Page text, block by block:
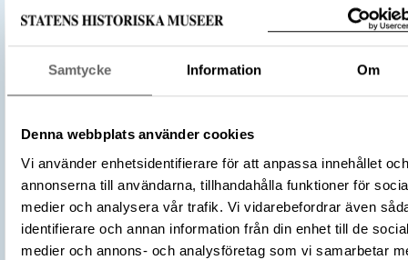
Samtycke Information Om
Denna webbplats använder cookies
Vi använder enhetsidentifierare för att anpassa innehållet och
annonserna till användarna, tillhandahålla funktioner för
medier och analysera vår trafik. Vi vidarebefordrar även
identifierare och annan information från din enhet till de
medier och annons- och analysföretag som vi samarbetar
Tidsperiod
Vikingatid
Historisk plats
Omnämns i katalog Förvärv: 34000 på Catview
Förvärvsmetod
KML
Förvärvsdatum
2000
Fyndplats
Plats: Björkö, Hemlanden, Fornlämning:
L2017:1904, Socken: Adelsö socken,
Kommun: Ekerö kommun, Landskap: